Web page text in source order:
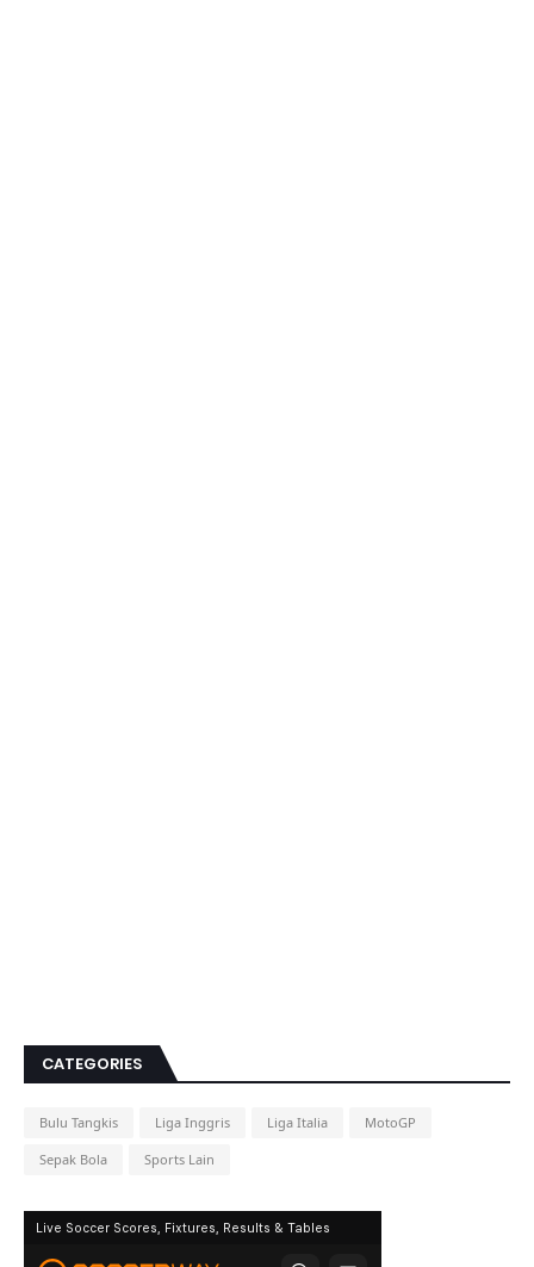
CATEGORIES
Bulu Tangkis Liga Inggris Liga Italia MotoGP
Sepak Bola Sports Lain